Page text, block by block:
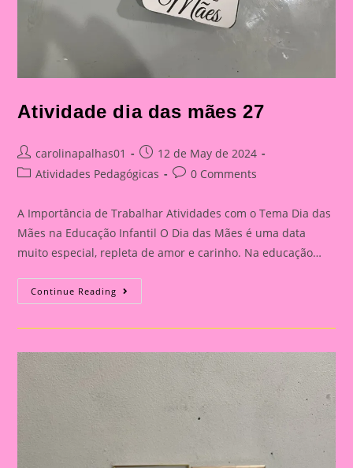
Atividade dia das mães 27
Post
author:
carolinapalhas01
Post
published:
12 de May de 2024
PostAtividades Pedagógicas
Post0 Comments
A Importância de Trabalhar Atividades com o Tema Dia das
Mães na Educação Infantil O Dia das Mães é uma data
muito especial, repleta de amor e carinho. Na educação…
Continue Reading Atividade
Dia
Mães